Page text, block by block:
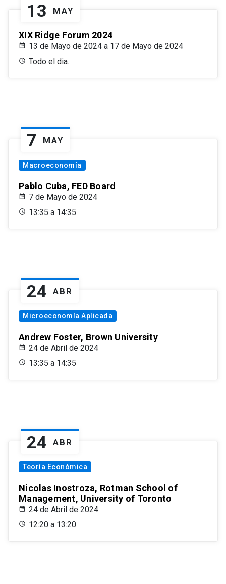
13 MAY
XIX Ridge Forum 2024
13 de Mayo de 2024 a 17 de Mayo de 2024
Todo el dia.
7 MAY
Macroeconomía
Pablo Cuba, FED Board
7 de Mayo de 2024
13:35 a 14:35
24 ABR
Microeconomía Aplicada
Andrew Foster, Brown University
24 de Abril de 2024
13:35 a 14:35
24 ABR
Teoría Económica
Nicolas Inostroza, Rotman School of
Management, University of Toronto
24 de Abril de 2024
12:20 a 13:20